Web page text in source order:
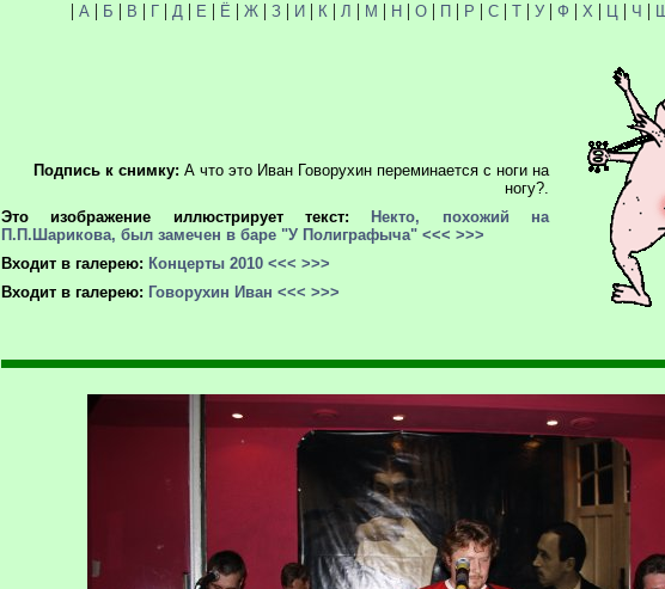
| А | Б | В | Г| Д | Е | Ё | Ж| З| И| К | Л | М | Н| О| П| Р | С| Т| У| Ф | Х | Ц | Ч |
Подпись к снимку: А что это Иван Говорухин переминается с ноги на
ногу?.
Это изображение иллюстрирует текст:
Некто, похожий на
П.П.Шарикова, был замечен в баре "У Полиграфыча" <<< >>>
Входит в галерею: Концерты 2010 <<< >>>
Входит в галерею: Говорухин Иван <<< >>>